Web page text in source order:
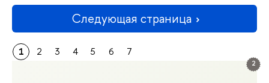
2
Следующая страница
1 2 3 4 5 6 7